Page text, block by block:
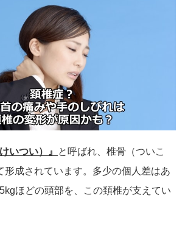
いつい）』
と呼ばれ、椎骨（ついこ
形成されています。多少の個人差はあ
ほどの頭部を、この頚椎が支えてい